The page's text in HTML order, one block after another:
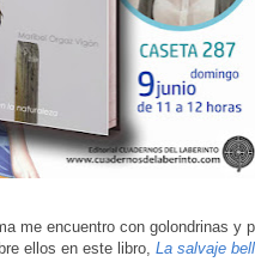
me encuentro con golondrinas
ellos en este libro, La salvaje